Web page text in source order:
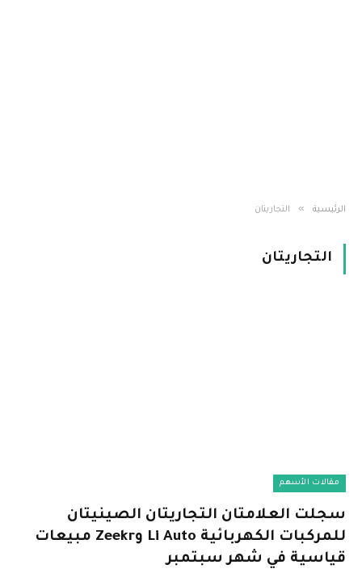
الرئيسية » التجاريتان
التجاريتان
مقالات الأسهم
سجلت العلامتان التجاريتان الصينيتان
للمركبات الكهربائية Li Auto وZeekr مبيعات
قياسية في شهر سبتمبر